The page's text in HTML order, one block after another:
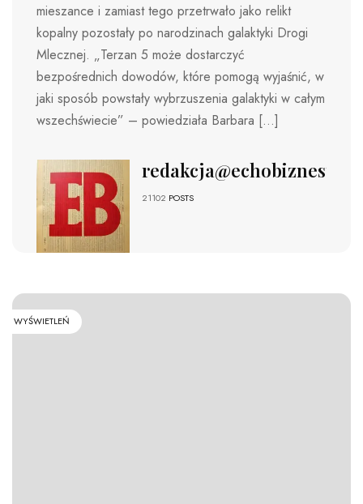
mieszance i zamiast tego przetrwało jako relikt
kopalny pozostały po narodzinach galaktyki Drogi
Mlecznej. „Terzan 5 może dostarczyć
bezpośrednich dowodów, które pomogą wyjaśnić, w
jaki sposób powstały wybrzuszenia galaktyki w całym
wszechświecie” – powiedziała Barbara […]
redakcja@echobiznesu.pl
21102 POSTS
WYŚWIETLEŃ